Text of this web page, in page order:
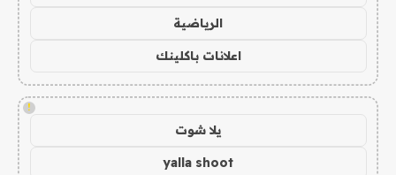
الرياضية
اعلانات باكلينك
!
يلا شوت
yalla shoot